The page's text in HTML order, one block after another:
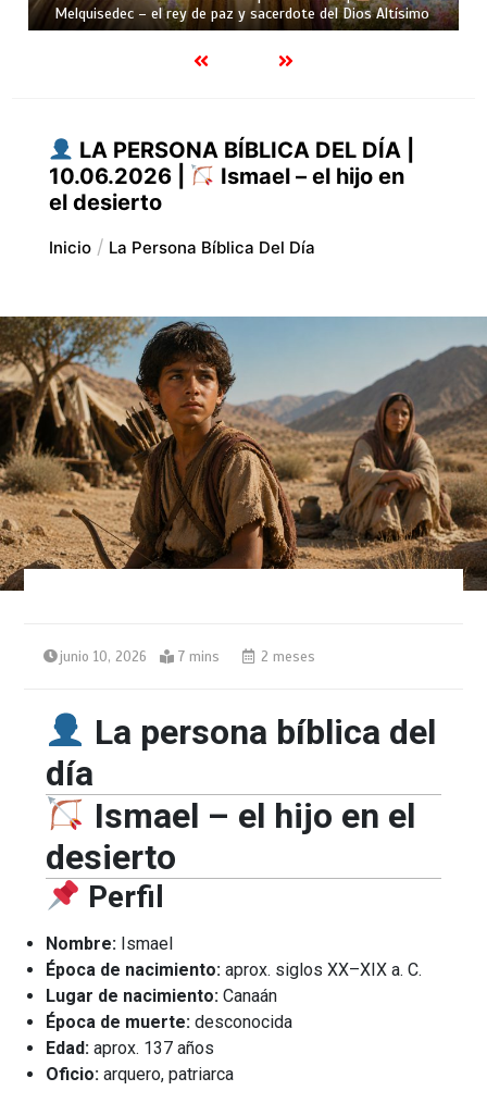
de paz y sacerdote del Dios Altísimo
el hijo de la
LA PERSONA BÍBLICA DEL DÍA |
10.06.2026 |
Ismael – el hijo en
el desierto
Inicio La Persona Bíblica Del Día
junio 10, 2026 7 mins 2 meses
La persona bíblica del
día
Ismael – el hijo en el
desierto
Perfil
Nombre: Ismael
Época de nacimiento: aprox. siglos XX–XIX a. C.
Lugar de nacimiento: Canaán
Época de muerte: desconocida
Edad: aprox. 137 años
Oficio: arquero, patriarca